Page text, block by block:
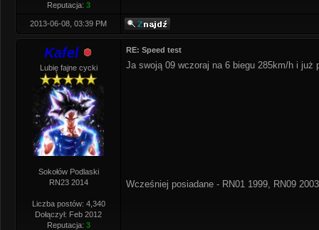
Reputacja: 3
2013-06-08, 03:39 PM
Kafel
Lubię fajne cycki
Sokołów Podlaski
RN23 2014
Liczba postów: 4,340
Dołączył: Feb 2012
Reputacja: 3
RE: Speed test
Ja swoją 09 wczoraj na 6 biegu 285km/h i już
Wcześniej posiadane - RN01 1999, RN09